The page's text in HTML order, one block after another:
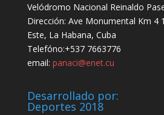
Velódromo Nacional Reinaldo
Dirección: Ave Monumental Km 4
Este, La Habana, Cuba
Telefóno:+537 7663776
email: panaci@enet.cu
Desarrollado por:
Deportes 2018